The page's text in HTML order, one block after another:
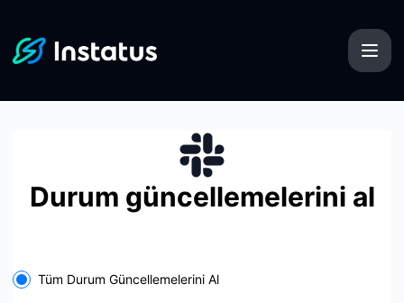
Durum güncellemelerini al
Select the components you want to receive updates for
Tüm Durum Güncellemelerini Al